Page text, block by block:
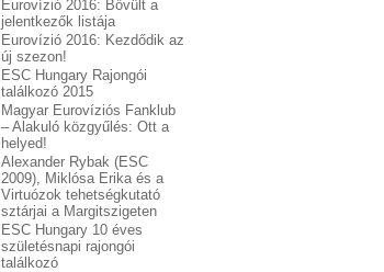
Eurovízió 2016: Bővült a
jelentkezők listája
Eurovízió 2016: Kezdődik az
új szezon!
ESC Hungary Rajongói
találkozó 2015
Magyar Eurovíziós Fanklub
– Alakuló közgyűlés: Ott a
helyed!
Alexander Rybak (ESC
2009), Miklósa Erika és a
Virtuózok tehetségkutató
sztárjai a Margitszigeten
ESC Hungary 10 éves
születésnapi rajongói
találkozó